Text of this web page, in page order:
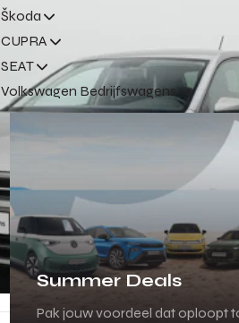
Škoda
CUPRA
SEAT
Volkswagen Bedrijfswagens
Summer Deals
Pak jouw voordeel dat oploopt